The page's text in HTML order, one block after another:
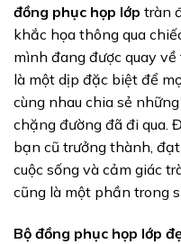
đồng phục họp lớp tràn
khắc họa thông qua
mình đang được quay
là một dịp đặc biệt để
cùng nhau chia sẻ
chặng đường đã đi qua.
bạn cũ trưởng thành,
cuộc sống và cảm giác
cũng là một phần trong
Bộ đồng phục họp lớp